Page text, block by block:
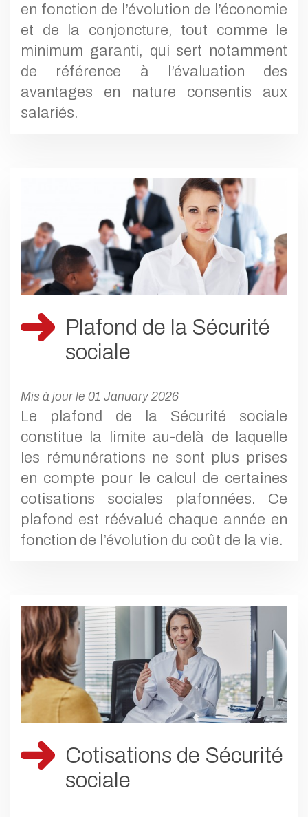
en fonction de l’évolution de l’économie
et de la conjoncture, tout comme le
minimum garanti, qui sert notamment
de référence à l’évaluation des
avantages en nature consentis aux
salariés.
Plafond de la Sécurité
sociale
Mis à jour le 01 January 2026
Le plafond de la Sécurité sociale
constitue la limite au-delà de laquelle
les rémunérations ne sont plus prises
en compte pour le calcul de certaines
cotisations sociales plafonnées. Ce
plafond est réévalué chaque année en
fonction de l’évolution du coût de la vie.
Cotisations de Sécurité
sociale